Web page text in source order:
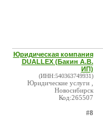
Юридическая компания
DUALLEX (Бакин А.В.
ИП)
(ИНН:540363749931)
Юридические услуги ,
Новосибирск
Код:265507
#8